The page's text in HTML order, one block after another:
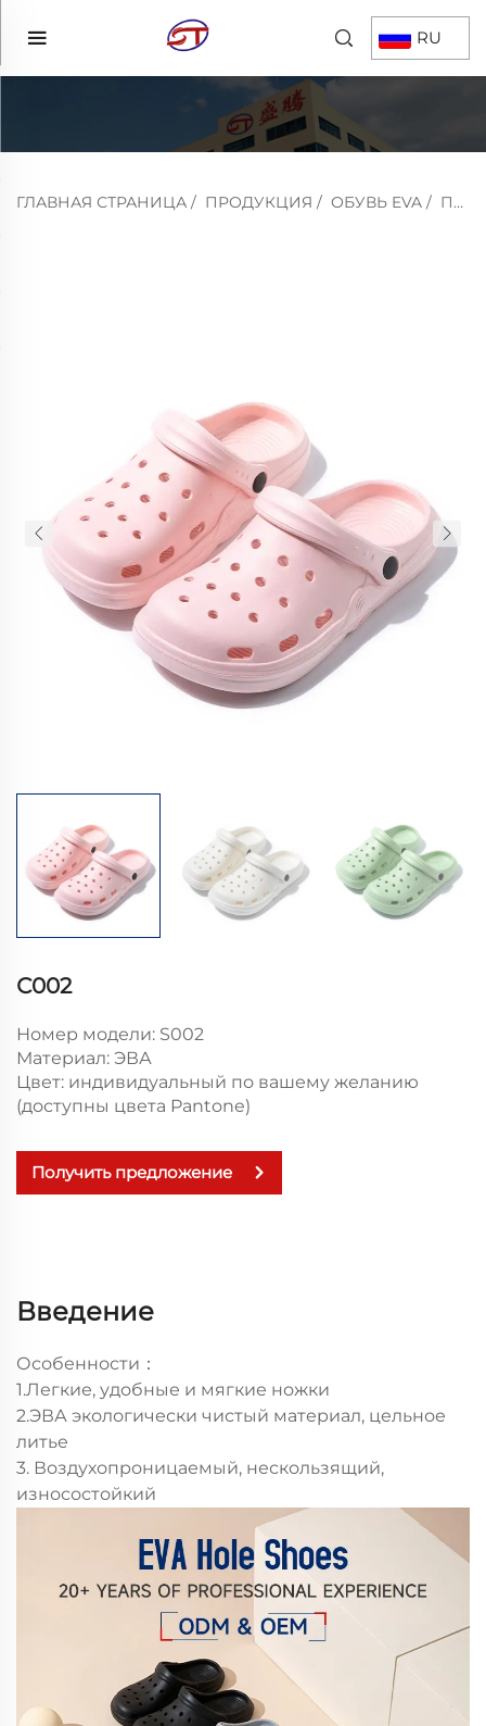
RU
ГЛАВНАЯ СТРАНИЦА / ПРОДУКЦИЯ / ОБУВЬ EVA / ПЕЩЕРНАЯ ОБУВЬ
С002
Номер модели: S002
Материал: ЭВА
Цвет: индивидуальный по вашему желанию
(доступны цвета Pantone)
Получить предложение
Введение
Особенности：
1.Легкие, удобные и мягкие ножки
2.ЭВА экологически чистый материал, цельное
литье
3. Воздухопроницаемый, нескользящий,
износостойкий